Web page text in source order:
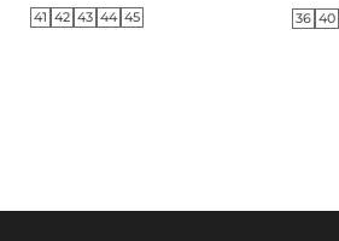
і
41 42 43 44 45 36 40